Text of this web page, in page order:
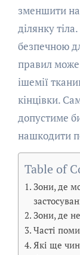
зменшити
ділянку
безпечною
правил може
ішемії
кінцівки.
допустиме
нашкодити
Table of
Зони, де
Зони, де
Часті
Які ще